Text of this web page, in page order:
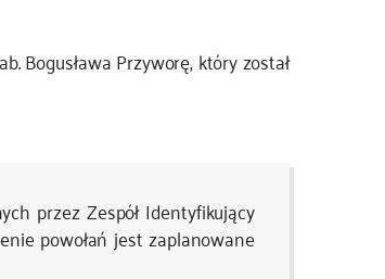
Bogusława Przyworę, który został
przez Zespół Identyfikujący
powołań jest zaplanowane